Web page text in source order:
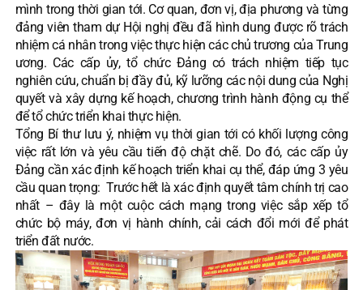
mình trong thời gian tới. Cơ quan, đơn vị, địa phương và từng
đảng viên tham dự Hội nghị đều đã hình dung được rõ trách
nhiệm cá nhân trong việc thực hiện các chủ trương của Trung
ương. Các cấp ủy, tổ chức Đảng có trách nhiệm tiếp tục
nghiên cứu, chuẩn bị đầy đủ, kỹ lưỡng các nội dung của Nghị
quyết và xây dựng kế hoạch, chương trình hành động cụ thể
để tổ chức triển khai thực hiện.
Tổng Bí thư lưu ý, nhiệm vụ thời gian tới có khối lượng công
việc rất lớn và yêu cầu tiến độ chặt chẽ. Do đó, các cấp ủy
Đảng cần xác định kế hoạch triển khai cụ thể, đáp ứng 3 yêu
cầu quan trọng: Trước hết là xác định quyết tâm chính trị cao
nhất – đây là một cuộc cách mạng trong việc sắp xếp tổ
chức bộ máy, đơn vị hành chính, cải cách đổi mới để phát
triển đất nước.